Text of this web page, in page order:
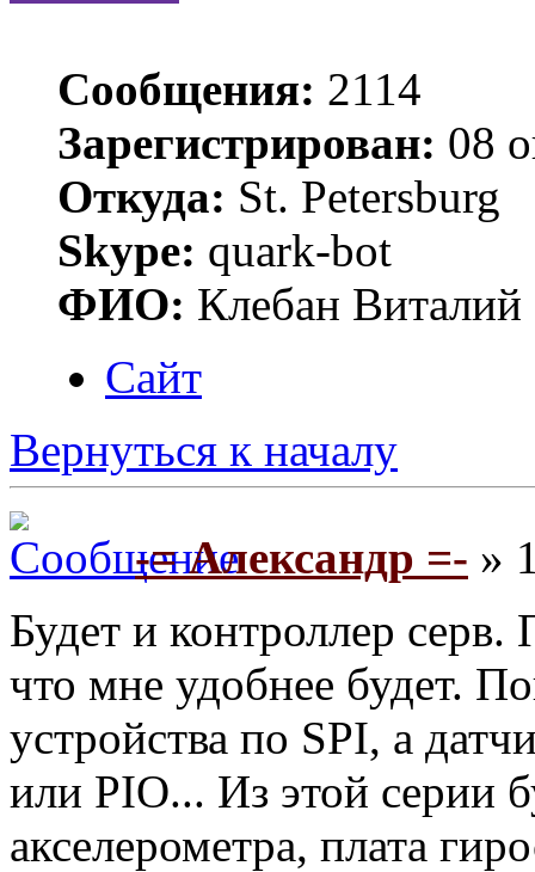
Сообщения: 2114
Зарегистрирован: 08
Откуда: St. Petersburg
Skype: quark-bot
ФИО: Клебан Виталий
Сайт
Вернуться к началу
-= Александр =- »
Будет и контроллер
что мне удобнее будет.
устройства по SPI, а
или PIO... Из этой серии
акселерометра, плата